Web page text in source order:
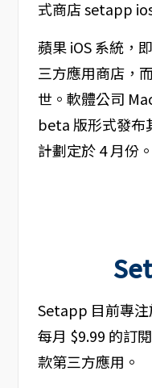
蘋果 iOS 系統，
三方應用商店，
世。軟體公司
beta 版形式發布
計劃定於 4 月份。
Setapp 目前專
每月 $9.99 的訂
款第三方應用。